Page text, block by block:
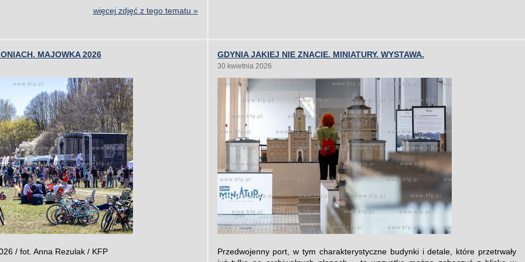
więcej zdjęć z tego tematu »
MAJOWKA 2026
/ fot. Anna Rezulak / KFP
GDYNIA JAKIEJ NIE ZNACIE. MINIATURY. WYSTAWA.
30 kwietnia 2026
Przedwojenny port, w tym charakterystyczne budynki i detale, które przetrwały